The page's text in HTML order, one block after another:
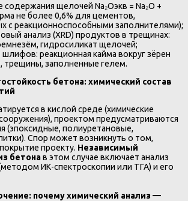
щелочей Na₂Oэкв = Na₂O +
не более 0,6% для цементов,
с реакционноспособными заполнителями);
анализ (XRD) продуктов в трещинах:
гидросиликат щелочей;
реакционная кайма вокруг зёрен
трещины, заполненные гелем.
бетона: химический состав
в кислой среде (химические
проектом предусматриваются
(эпоксидные, полиуретановые,
Спор может возникнуть о том,
проекту. Независимый
бетонав этом случае включает анализ
ИК-спектроскопии или ТГА) и его
почему химический анализ —